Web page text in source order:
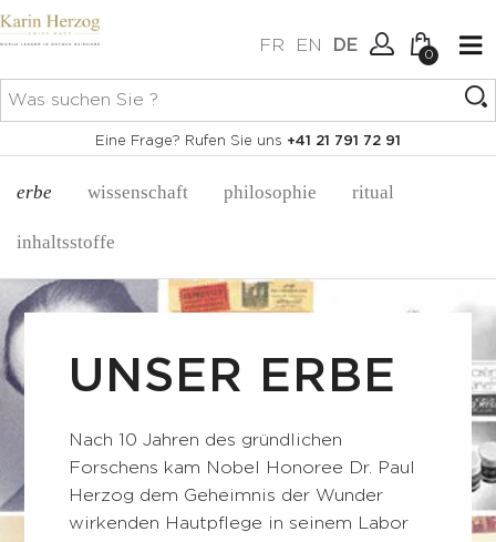
FR EN DE
Verbindung
Erstellen Sie ein Konto
0
Keine Artikel im Warenkorb.
Eine Frage? Rufen Sie uns +41 21 791 72 91
erbe wissenschaft philosophie ritual
inhaltsstoffe
UNSER ERBE
Nach 10 Jahren des gründlichen
Forschens kam Nobel Honoree Dr. Paul
Herzog dem Geheimnis der Wunder
wirkenden Hautpflege in seinem Labor